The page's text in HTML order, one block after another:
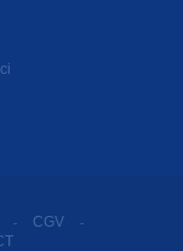
- CGV -